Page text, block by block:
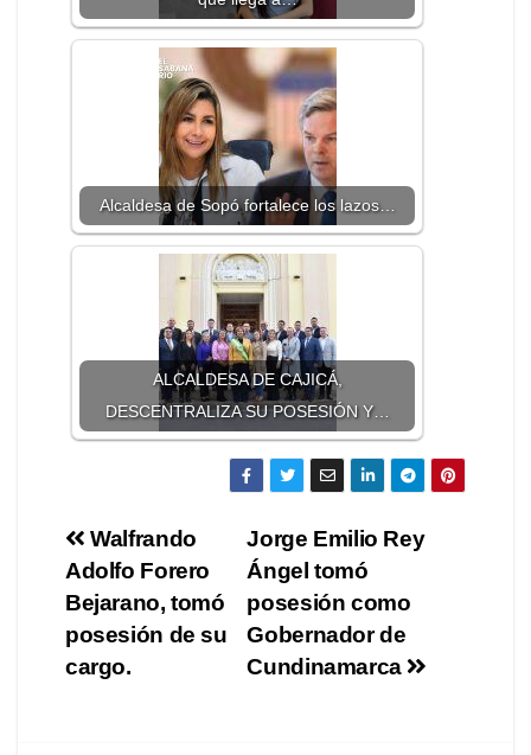
Alcaldesa de Sopó fortalece los lazos…
ALCALDESA DE CAJICÁ,
DESCENTRALIZA SU POSESIÓN Y…
Jorge Emilio Rey
Ángel tomó
posesión como
Gobernador de
Cundinamarca
Walfrando
Adolfo Forero
Bejarano, tomó
posesión de su
cargo.